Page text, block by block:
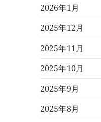
2026年1月
2025年12月
2025年11月
2025年10月
2025年9月
2025年8月